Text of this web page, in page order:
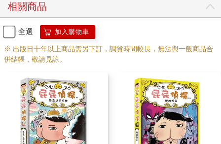
相關商品
全選 加入購物車
※ 出版日十年以上商品需另下訂，調貨時間較長，無法與一般商品合
併結帳，敬請見諒。